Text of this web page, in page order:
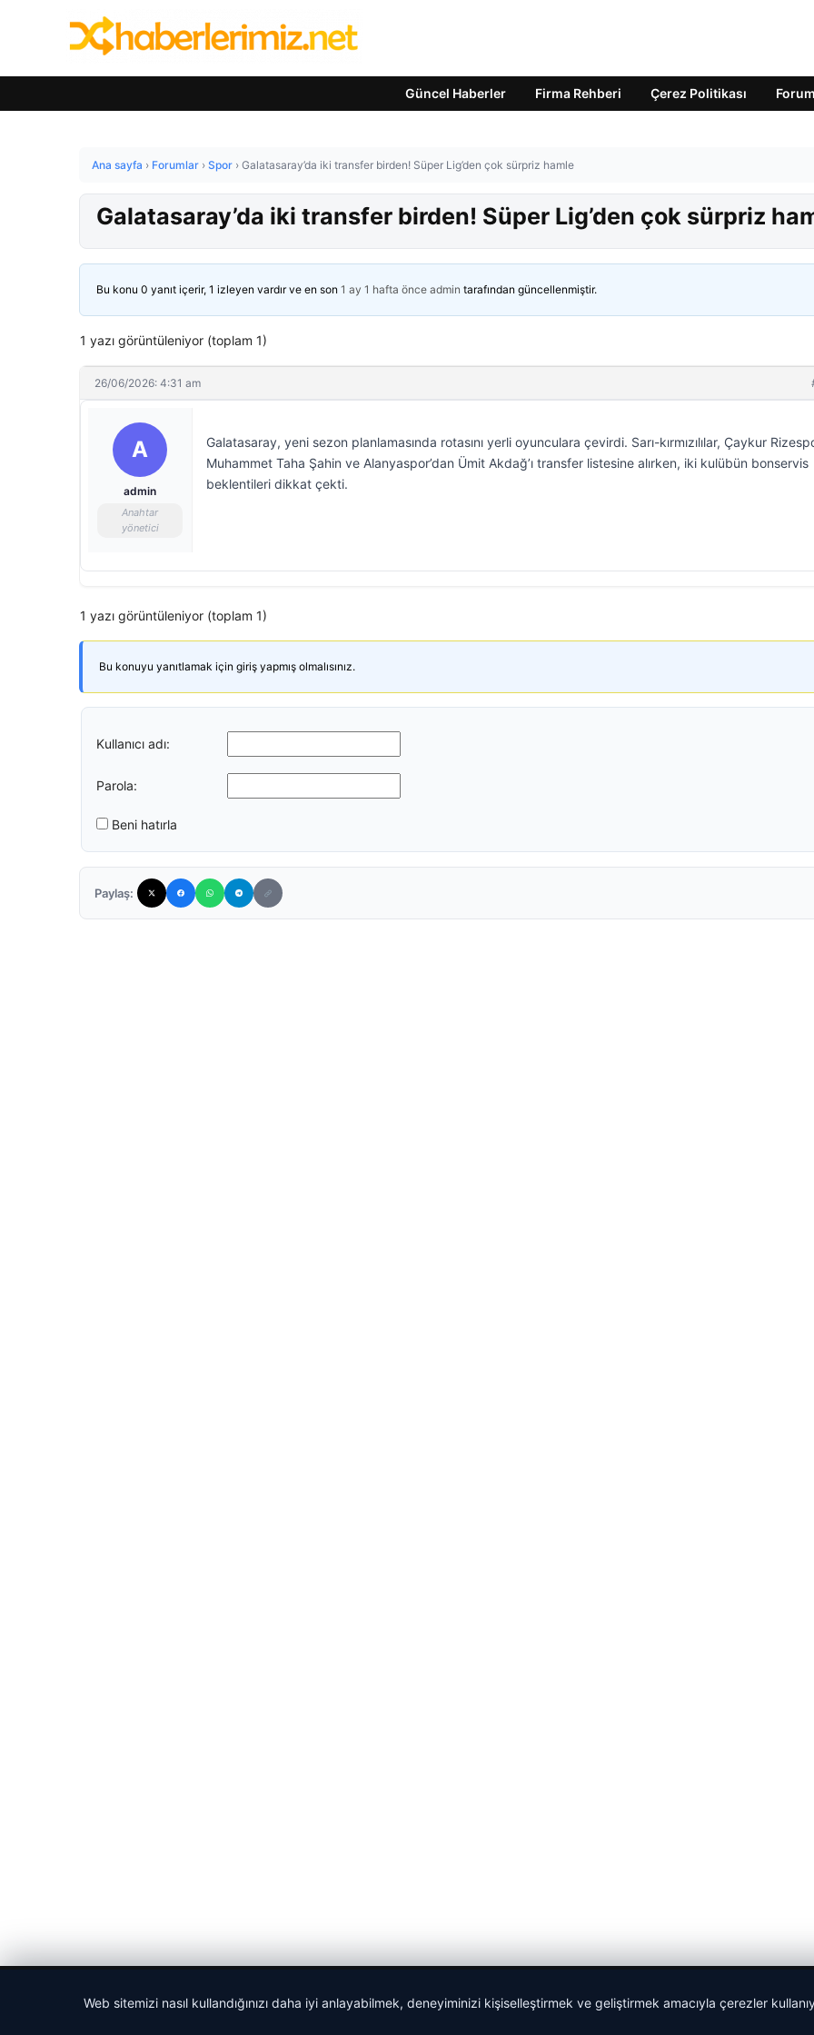
Güncel Haberler Firma Rehberi Çerez Politikası Forum
Ana sayfa › Forumlar › Spor › Galatasaray’da iki transfer birden! Süper Lig’den çok sürpriz hamle
Galatasaray’da iki transfer birden! Süper Lig’den çok sürpriz
Bu konu 0 yanıt içerir, 1 izleyen vardır ve en son 1 ay 1 hafta önce admin tarafından güncellenmiştir.
1 yazı görüntüleniyor (toplam 1)
26/06/2026: 4:31 am
A
admin
Anahtar
yönetici
Galatasaray, yeni sezon planlamasında rotasını yerli oyunculara çevirdi. Sarı-kırmızılılar, Çaykur
Muhammet Taha Şahin ve Alanyaspor’dan Ümit Akdağ’ı transfer listesine alırken, iki kulübün bonservis
beklentileri dikkat çekti.
1 yazı görüntüleniyor (toplam 1)
Bu konuyu yanıtlamak için giriş yapmış olmalısınız.
Kullanıcı adı:
Parola:
Beni hatırla
Paylaş:
Web sitemizi nasıl kullandığınızı daha iyi anlayabilmek, deneyiminizi kişiselleştirmek ve geliştirmek amacıyla çerezler